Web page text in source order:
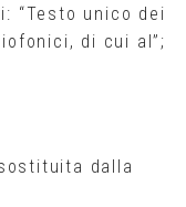
“Testo unico dei
di cui al”;
dalla